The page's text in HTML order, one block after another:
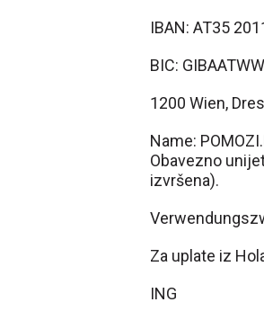
IBAN: AT35
BIC:
1200 Wien,
Name:
Obavezno
izvršena).
Za uplate iz
ING